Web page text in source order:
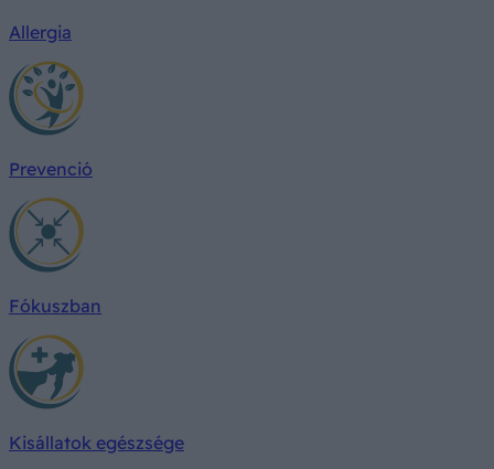
Allergia
Prevenció
Fókuszban
Kisállatok egészsége